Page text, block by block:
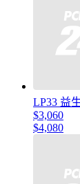
LP33 益
$3,060
$4,080